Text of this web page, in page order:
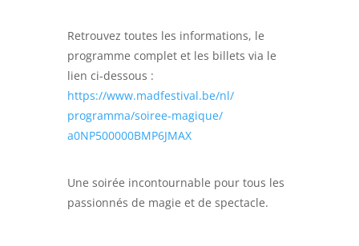
Retrouvez toutes les informations, le
programme complet et les billets via le
lien ci-dessous :
https://www.madfestival.be/nl/
programma/soiree-magique/
a0NP500000BMP6JMAX
Une soirée incontournable pour tous les
passionnés de magie et de spectacle.